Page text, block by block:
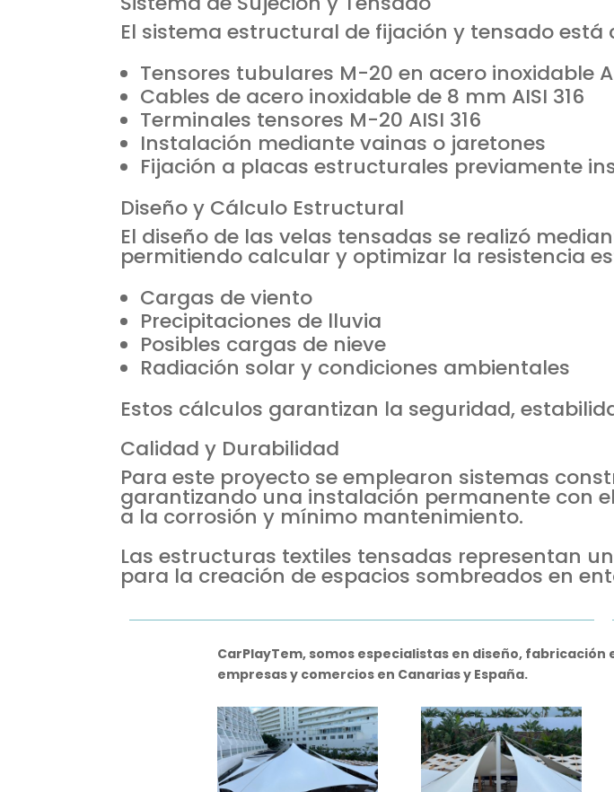
El sistema estructural de fijación y tensado está
Tensores tubulares M-20 en acero inoxidable
Cables de acero inoxidable de 8 mm AISI 316
Terminales tensores M-20 AISI 316
Instalación mediante vainas o jaretones
Fijación a placas estructurales previamente
Diseño y Cálculo Estructural
El diseño de las velas tensadas se realizó
permitiendo calcular y optimizar la resistencia
Cargas de viento
Precipitaciones de lluvia
Posibles cargas de nieve
Radiación solar y condiciones ambientales
Estos cálculos garantizan la seguridad,
Calidad y Durabilidad
Para este proyecto se emplearon sistemas
garantizando una instalación permanente con
a la corrosión y mínimo mantenimiento.
Las estructuras textiles tensadas representan
para la creación de espacios sombreados en
CarPlayTem, somos especialistas en diseño,
empresas y comercios en Canarias y España.